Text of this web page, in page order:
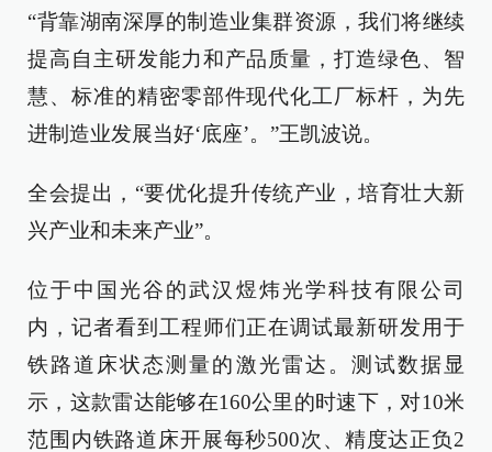
“背靠湖南深厚的制造业集群资源，我们将继续
提高自主研发能力和产品质量，打造绿色、智
慧、标准的精密零部件现代化工厂标杆，为先
进制造业发展当好‘底座’。”王凯波说。
全会提出，“要优化提升传统产业，培育壮大新
兴产业和未来产业”。
位于中国光谷的武汉煜炜光学科技有限公司
内，记者看到工程师们正在调试最新研发用于
铁路道床状态测量的激光雷达。测试数据显
示，这款雷达能够在160公里的时速下，对10米
范围内铁路道床开展每秒500次、精度达正负2